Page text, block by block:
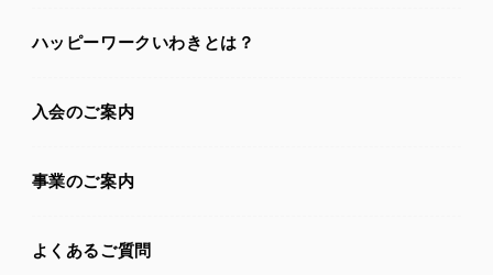
ハッピーワークいわきとは？
入会のご案内
事業のご案内
よくあるご質問